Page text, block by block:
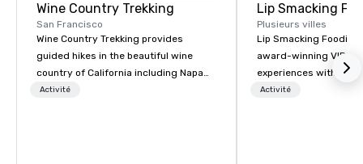
Wine Country Trekking
San Francisco
Wine Country Trekking provides
guided hikes in the beautiful wine
country of California including Napa
and Sonoma Valleys. These
Activité
Lip Smacking
Plusieurs villes
Lip Smacking Foodie
award-winning VIP
experiences with
restaurants
Activité